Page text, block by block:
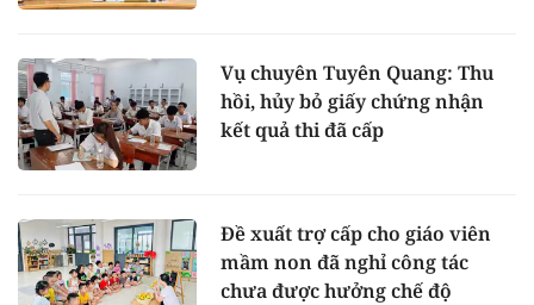
Vụ chuyên Tuyên Quang: Thu
hồi, hủy bỏ giấy chứng nhận
kết quả thi đã cấp
Đề xuất trợ cấp cho giáo viên
mầm non đã nghỉ công tác
chưa được hưởng chế độ